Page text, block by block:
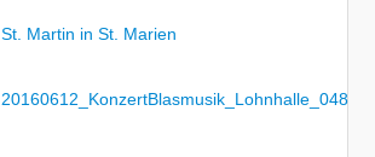
St. Martin in St. Marien
20160612_KonzertBlasmusik_Lohnhalle_048